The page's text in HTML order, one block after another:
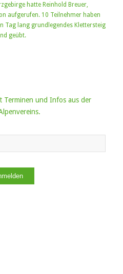
hatte Reinhold Breuer,
aufgerufen. 10 Teilnehmer haben
Tag lang grundlegendes Klettersteig
geübt.
Terminen und Infos aus der